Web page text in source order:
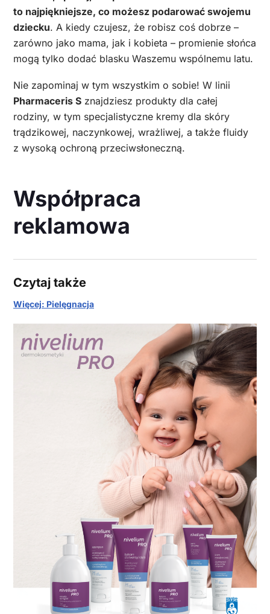
to najpiękniejsze, co możesz podarować swojemu
dziecku. A kiedy czujesz, że robisz coś dobrze –
zarówno jako mama, jak i kobieta – promienie słońca
mogą tylko dodać blasku Waszemu wspólnemu latu.
Nie zapominaj w tym wszystkim o sobie! W linii
Pharmaceris S znajdziesz produkty dla całej
rodziny, w tym specjalistyczne kremy dla skóry
trądzikowej, naczynkowej, wrażliwej, a także fluidy
z wysoką ochroną przeciwsłoneczną.
Współpraca
reklamowa
Czytaj także
Więcej: Pielęgnacja